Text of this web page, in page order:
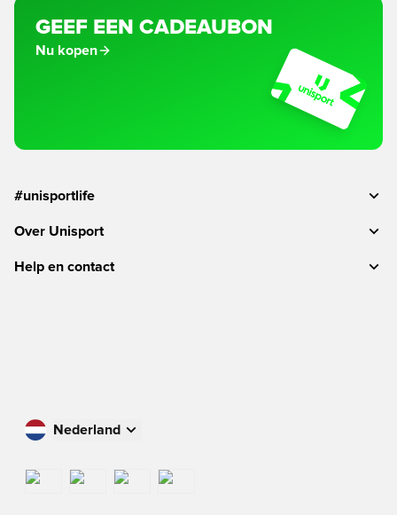
GEEF EEN CADEAUBON
Nu kopen
#unisportlife
Over Unisport
Help en contact
Nederland